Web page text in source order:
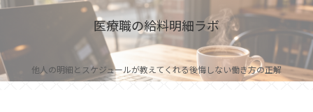
医療職の給料明細ラボ
他人の明細とスケジュールが教えてくれる後悔しない働き方の正解